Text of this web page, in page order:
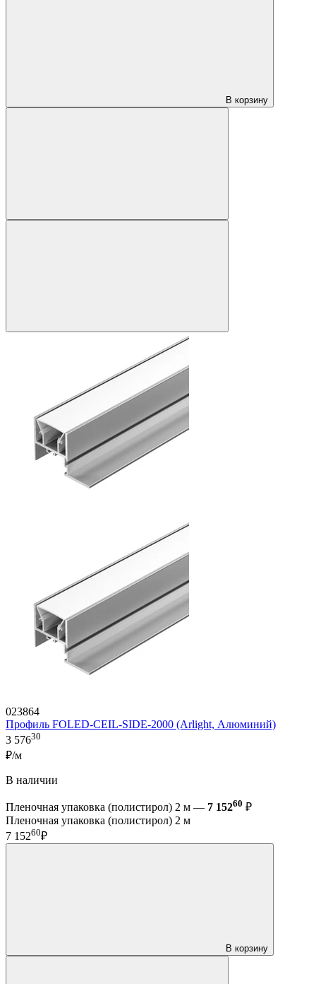
В корзину
023864
Профиль FOLED-CEIL-SIDE-2000 (Arlight, Алюминий)
3 57630
₽/м
В наличии
Пленочная упаковка (полистирол) 2 м — 7 15260 ₽
Пленочная упаковка (полистирол) 2 м
7 15260₽
В корзину